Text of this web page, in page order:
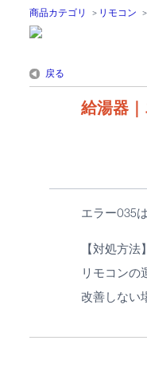
商品カテゴリ > リモコン >
戻る
給湯器
エラー035
【対処方法】
リモコンの
改善しない